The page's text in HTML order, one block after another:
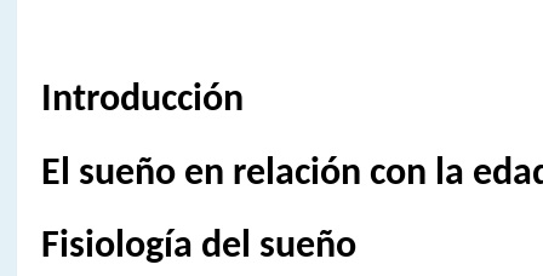
Introducción
El sueño en relación con la
Fisiología del sueño